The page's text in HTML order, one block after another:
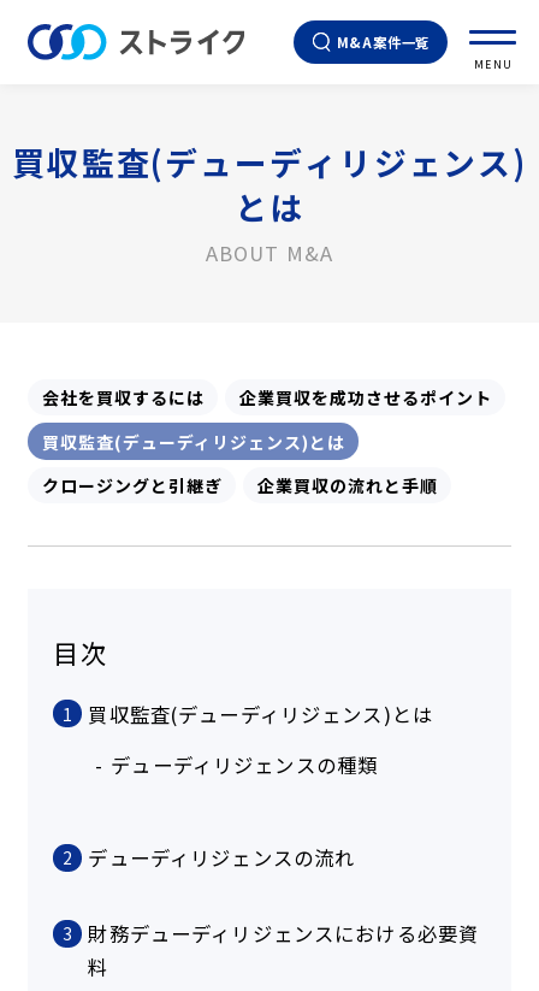
M&A案件一覧
MENU
買収監査(デューディリジェンス)
とは
ABOUT M&A
会社を買収するには
企業買収を成功させるポイント
買収監査(デューディリジェンス)とは
クロージングと引継ぎ
企業買収の流れと手順
目次
1
買収監査(デューディリジェンス)とは
デューディリジェンスの種類
2 デューディリジェンスの流れ
3
財務デューディリジェンスにおける必要資
料